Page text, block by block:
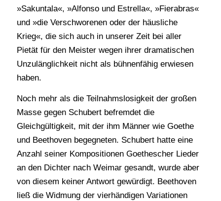
»Sakuntala«, »Alfonso und Estrella«, »Fierabras«
und »die Verschworenen oder der häusliche
Krieg«, die sich auch in unserer Zeit bei aller
Pietät für den Meister wegen ihrer dramatischen
Unzulänglichkeit nicht als bühnenfähig erwiesen
haben.
Noch mehr als die Teilnahmslosigkeit der großen
Masse gegen Schubert befremdet die
Gleichgültigkeit, mit der ihm Männer wie Goethe
und Beethoven begegneten. Schubert hatte eine
Anzahl seiner Kompositionen Goethescher Lieder
an den Dichter nach Weimar gesandt, wurde aber
von diesem keiner Antwort gewürdigt. Beethoven
ließ die Widmung der vierhändigen Variationen